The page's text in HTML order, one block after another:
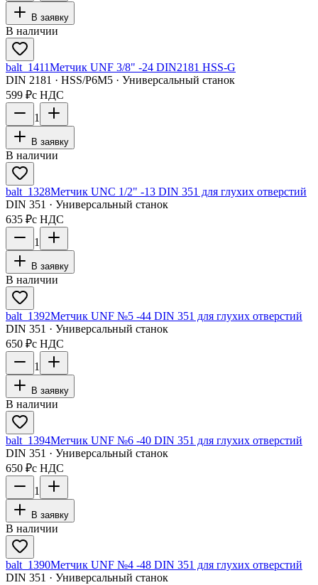
В заявку
В наличии
balt_1411Метчик UNF 3/8" -24 DIN2181 HSS-G
DIN 2181 · HSS/Р6М5 · Универсальный станок
599 ₽с НДС
1
В заявку
В наличии
balt_1328Метчик UNC 1/2" -13 DIN 351 для глухих отверстий
DIN 351 · Универсальный станок
635 ₽с НДС
1
В заявку
В наличии
balt_1392Метчик UNF №5 -44 DIN 351 для глухих отверстий
DIN 351 · Универсальный станок
650 ₽с НДС
1
В заявку
В наличии
balt_1394Метчик UNF №6 -40 DIN 351 для глухих отверстий
DIN 351 · Универсальный станок
650 ₽с НДС
1
В заявку
В наличии
balt_1390Метчик UNF №4 -48 DIN 351 для глухих отверстий
DIN 351 · Универсальный станок